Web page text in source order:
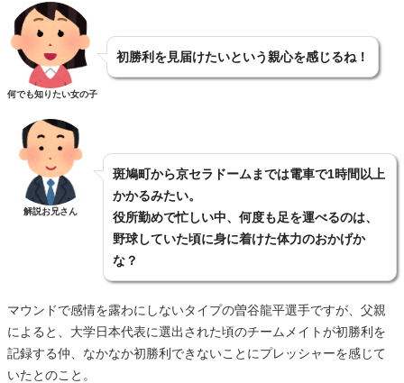
何でも知りたい女の子
初勝利を見届けたいという親心を感じるね！
解説お兄さん
斑鳩町から京セラドームまでは電車で1時間以上
かかるみたい。
役所勤めで忙しい中、何度も足を運べるのは、
野球していた頃に身に着けた体力のおかげか
な？
マウンドで感情を露わにしないタイプの曽谷龍平選手ですが、父親
によると、大学日本代表に選出された頃のチームメイトが初勝利を
記録する仲、なかなか初勝利できないことにプレッシャーを感じて
いたとのこと。